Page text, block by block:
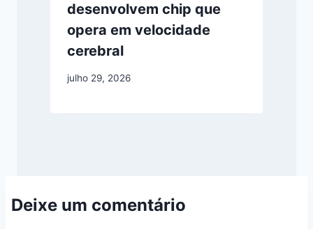
desenvolvem chip que
opera em velocidade
cerebral
julho 29, 2026
Deixe um comentário